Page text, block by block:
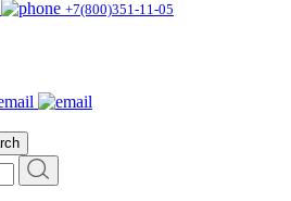
+7(800)351-11-05